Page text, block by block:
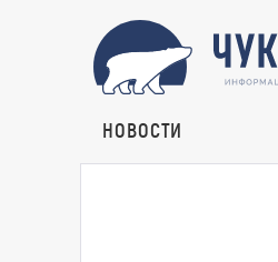
НОВОСТИ